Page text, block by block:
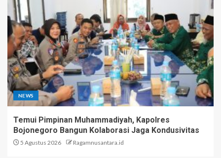
NEWS
Temui Pimpinan Muhammadiyah, Kapolres
Bojonegoro Bangun Kolaborasi Jaga Kondusivitas
5 Agustus 2026 Ragamnusantara.id